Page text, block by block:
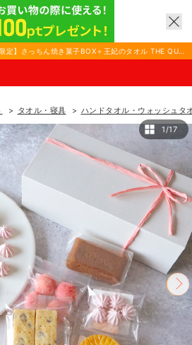
定】さっちん焼き菓子BOX＋王妃のタオル THE QUEE
ル|内祝い・お返しギフトならPIARY（ピアリー）
タオル・寝具
ハンドタオル・ウォッシュタ
1/17